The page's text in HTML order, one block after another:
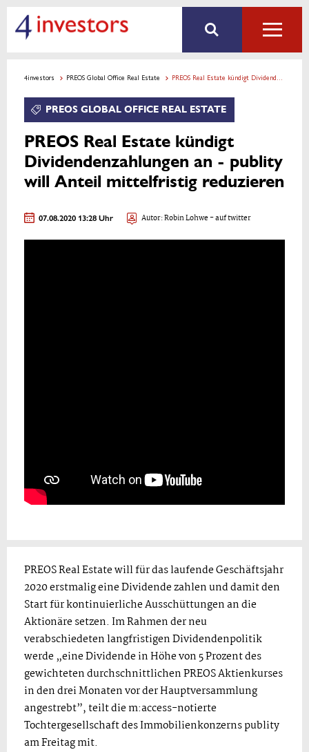
4investors PREOS Global Office Real Estate PREOS Real Estate kündigt Dividendenzahlungen an - publity will Anteil mittelfristig reduzieren
PREOS GLOBAL OFFICE REAL ESTATE
PREOS Real Estate kündigt
Dividendenzahlungen an - publity
will Anteil mittelfristig reduzieren
07.08.2020 13:28 Uhr Autor:Robin Lohwe- auf twitter
PREOS Real Estate will für das laufende Geschäftsjahr
2020 erstmalig eine Dividende zahlen und damit den
Start für kontinuierliche Ausschüttungen an die
Aktionäre setzen. Im Rahmen der neu
verabschiedeten langfristigen Dividendenpolitik
werde „eine Dividende in Höhe von 5 Prozent des
gewichteten durchschnittlichen PREOS Aktienkurses
in den drei Monaten vor der Hauptversammlung
angestrebt”, teilt die m:access-notierte
Tochtergesellschaft des Immobilienkonzerns publity
am Freitag mit.